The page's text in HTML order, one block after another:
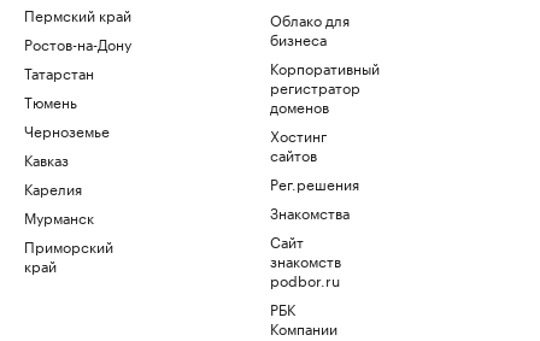
Пермский край
Ростов-на-Дону
Татарстан
Тюмень
Черноземье
Кавказ
Карелия
Мурманск
Приморский
край
Облако для
бизнеса
Корпоративный
регистратор
доменов
Хостинг
сайтов
Рег.решения
Знакомства
Сайт
знакомств
podbor.ru
РБК
Компании